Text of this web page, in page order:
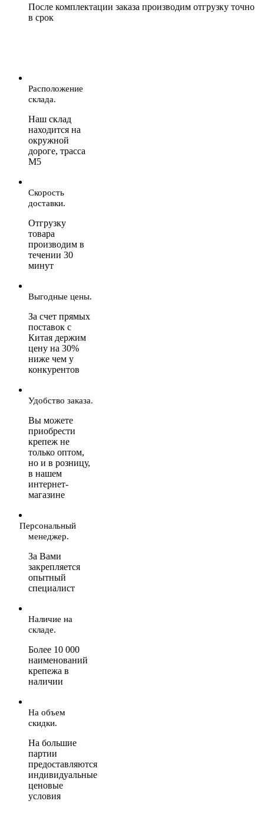
После комплектации заказа производим отгрузку точно
в срок
Расположение
склада.
Наш склад
находится на
окружной
дороге, трасса
М5
Скорость
доставки.
Отгрузку
товара
производим в
течении 30
минут
Выгодные цены.
За счет прямых
поставок с
Китая держим
цену на 30%
ниже чем у
конкурентов
Удобство заказа.
Вы можете
приобрести
крепеж не
только оптом,
но и в розницу,
в нашем
интернет-
магазине
Персональный
менеджер.
За Вами
закрепляется
опытный
специалист
Наличие на
складе.
Более 10 000
наименований
крепежа в
наличии
На объем
скидки.
На большие
партии
предоставляются
индивидуальные
ценовые
условия